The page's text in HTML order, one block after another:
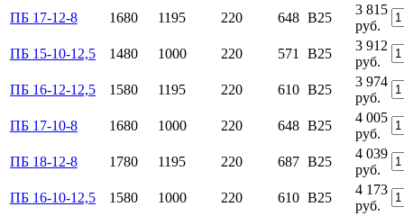
ПБ 17-12-8
1680 1195 220 648 B25
3 815
руб.
ПБ 15-10-12,5
1480 1000 220 571 B25
3 912
руб.
ПБ 16-12-12,5
1580 1195 220 610 B25
3 974
руб.
ПБ 17-10-8
1680 1000 220 648 B25
4 005
руб.
ПБ 18-12-8
1780 1195 220 687 B25
4 039
руб.
ПБ 16-10-12,5
1580 1000 220 610 B25
4 173
руб.